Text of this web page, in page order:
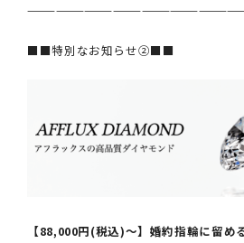
■■特別なお知らせ②■■
【88,000円(税込)～】婚約指輪に留め